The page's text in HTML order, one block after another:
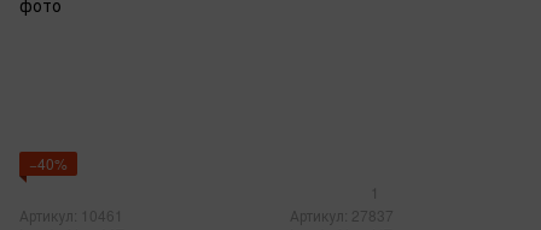
−40%
Артикул: 10461
1
Артикул: 27837